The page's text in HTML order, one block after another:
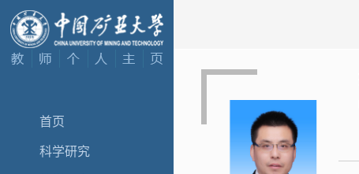
首页
科学研究